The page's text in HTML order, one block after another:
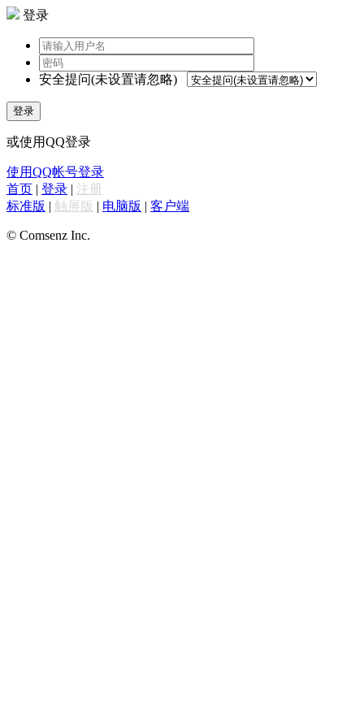
登录
安全提问(未设置请忽略)
登录
或使用QQ登录
使用QQ帐号登录
首页 | 登录 | 注册
标准版 | 触屏版 | 电脑版 | 客户端
© Comsenz Inc.